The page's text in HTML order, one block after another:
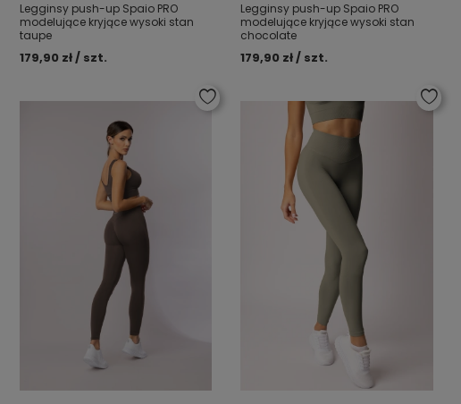
Legginsy push-up Spaio PRO
modelujące kryjące wysoki stan
taupe
179,90 zł / szt.
Legginsy push-up Spaio PRO
modelujące kryjące wysoki stan
chocolate
179,90 zł / szt.